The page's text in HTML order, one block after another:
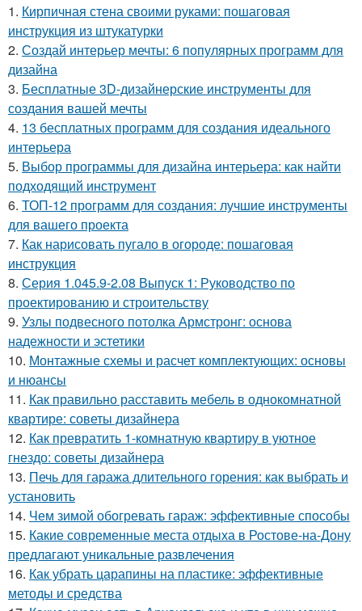
1. Кирпичная стена своими руками: пошаговая
инструкция из штукатурки
2. Создай интерьер мечты: 6 популярных программ для
дизайна
3. Бесплатные 3D-дизайнерские инструменты для
создания вашей мечты
4. 13 бесплатных программ для создания идеального
интерьера
5. Выбор программы для дизайна интерьера: как найти
подходящий инструмент
6. ТОП-12 программ для создания: лучшие инструменты
для вашего проекта
7. Как нарисовать пугало в огороде: пошаговая
инструкция
8. Серия 1.045.9-2.08 Выпуск 1: Руководство по
проектированию и строительству
9. Узлы подвесного потолка Армстронг: основа
надежности и эстетики
10. Монтажные схемы и расчет комплектующих: основы
и нюансы
11. Как правильно расставить мебель в однокомнатной
квартире: советы дизайнера
12. Как превратить 1-комнатную квартиру в уютное
гнездо: советы дизайнера
13. Печь для гаража длительного горения: как выбрать и
установить
14. Чем зимой обогревать гараж: эффективные способы
15. Какие современные места отдыха в Ростове-на-Дону
предлагают уникальные развлечения
16. Как убрать царапины на пластике: эффективные
методы и средства